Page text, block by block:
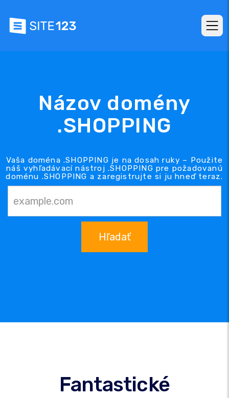
Názov domény
.SHOPPING
Vaša doména .SHOPPING je na dosah ruky – Použite
náš vyhľadávací nástroj .SHOPPING pre požadovanú
doménu .SHOPPING a zaregistrujte si ju hneď teraz.
Hľadať
Fantastické